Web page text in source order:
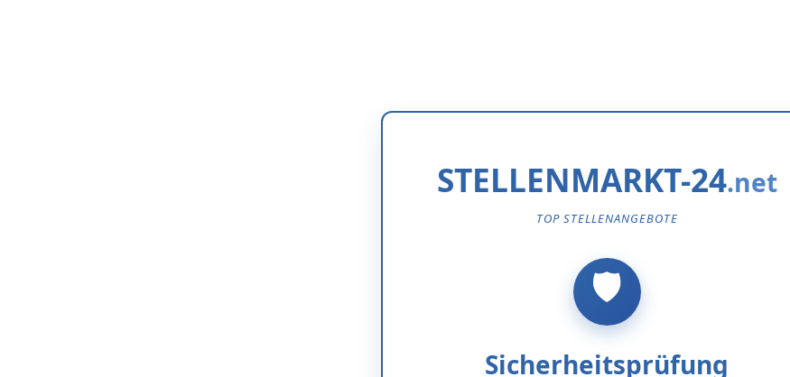
STELLENMARKT-24
TOP STELLENANGEBOTE
Sicherheitsprüfung